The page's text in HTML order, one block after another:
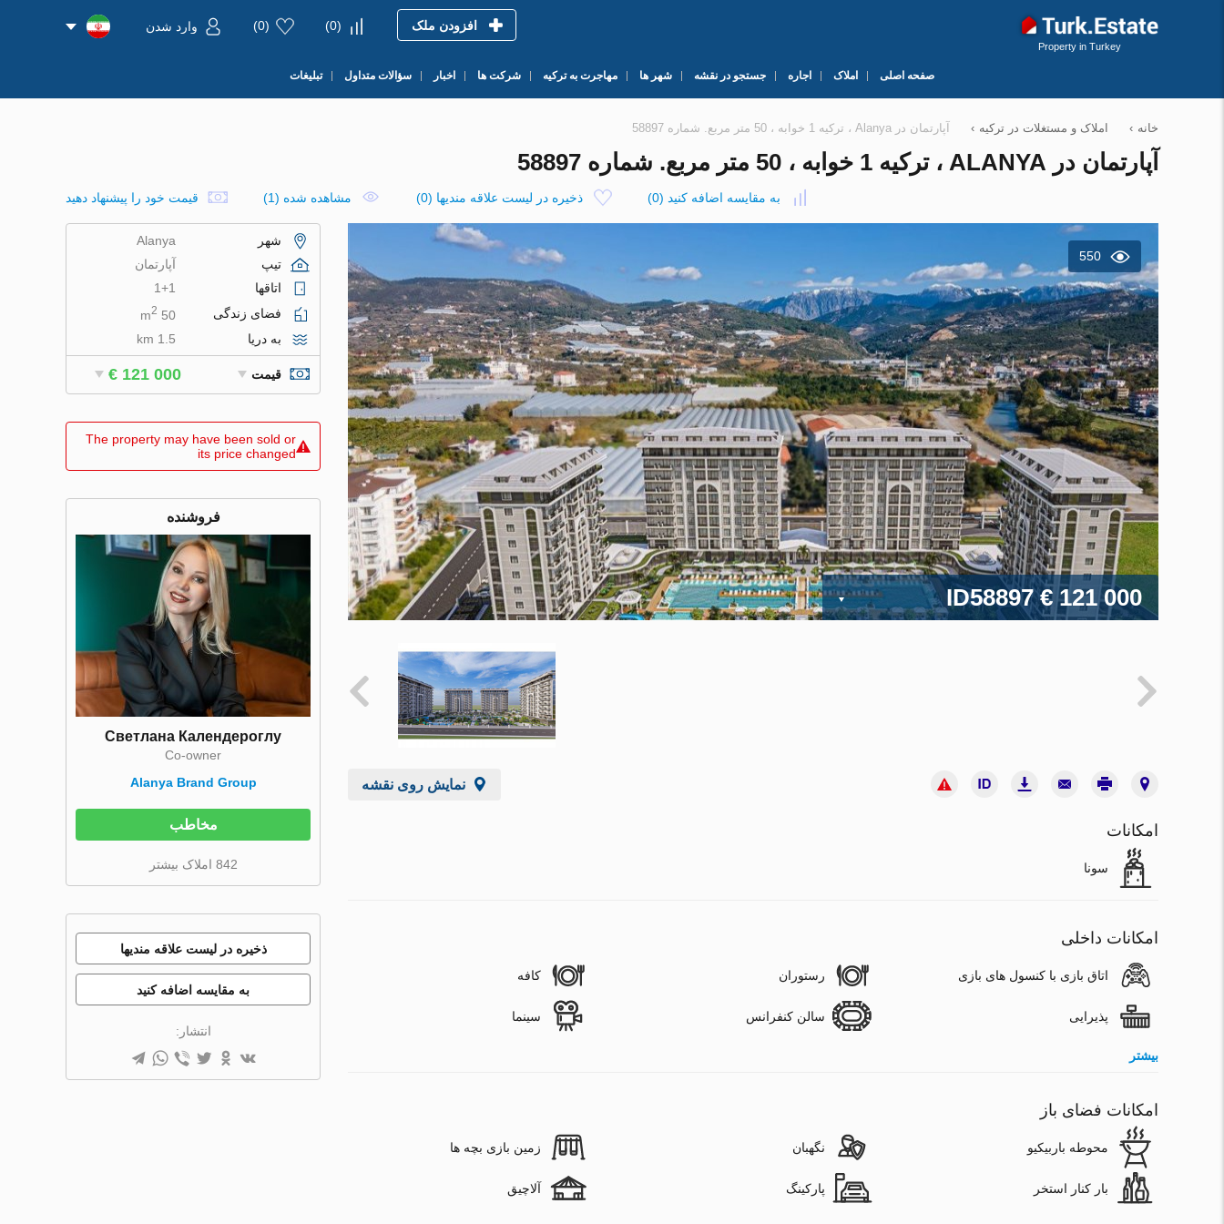
Property in Turkey
افزودن ملک (
0
)
(
0
) وارد شدن
صفحه اصلی املاک اجاره جستجو در نقشه شهر ها مهاجرت به ترکیه شرکت ها اخبار سؤالات متداول تبلیغات
خانه › املاک و مستغلات در ترکیه › آپارتمان در Alanya ، ترکیه 1 خوابه ، 50 متر مربع. شماره 58897
آپارتمان در ALANYA ، ترکیه 1 خوابه ، 50 متر مربع. شماره 58897
به مقایسه اضافه کنید (
0
) ذخیره در لیست علاقه مندیها (
0
) مشاهده شده (1) قیمت خود را پیشنهاد دهید
550
ID58897€ 121 000
نمایش روی نقشه
امکانات
سونا
امکانات داخلی
اتاق بازی با کنسول های بازی رستوران کافه
پذیرایی سالن کنفرانس سینما
بیشتر
امکانات فضای باز
محوطه باربیکیو نگهبان زمین بازی بچه ها
بار کنار استخر پارکینگ آلاچیق
شهر
Alanya
تیپ
آپارتمان
اتاقها
1+1
فضای زندگی
50 m
2
به دریا 1.5 km
قیمت € 121 000
The property may have been sold or
its price changed
فروشنده
Светлана Календероглу
Co-owner
Alanya Brand Group
مخاطب
842 املاک بیشتر
ذخیره در لیست علاقه مندیها
به مقایسه اضافه کنید
انتشار: